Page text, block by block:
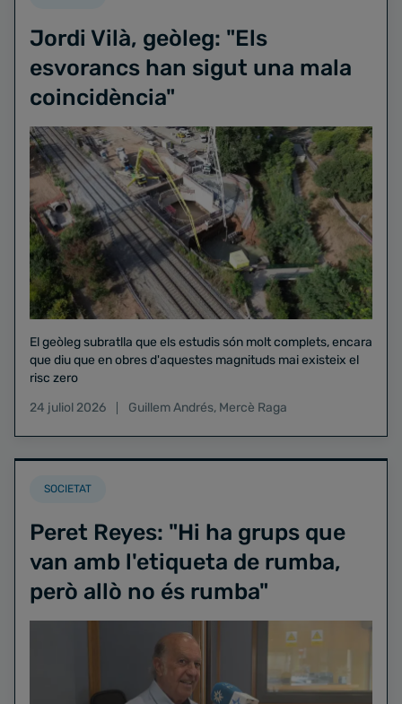
Jordi Vilà, geòleg: "Els
esvorancs han sigut una mala
coincidència"
El geòleg subratlla que els estudis són molt complets, encara
que diu que en obres d'aquestes magnituds mai existeix el
risc zero
24 juliol 2026
Guillem Andrés, Mercè Raga
SOCIETAT
Peret Reyes: "Hi ha grups que
van amb l'etiqueta de rumba,
però allò no és rumba"